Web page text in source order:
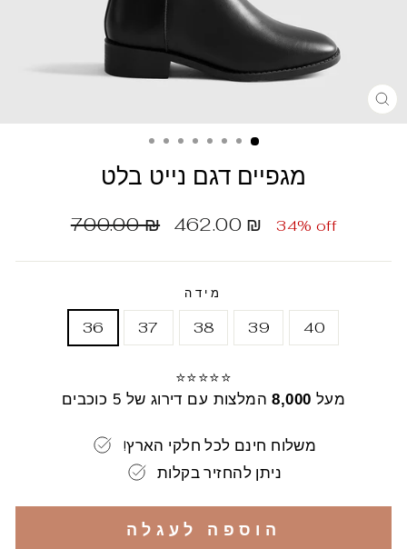
מגפיים דגם נייט בלט
מחיר
700.00 ₪
מחיר
462.00 ₪ 34% off
מידה
36 37 38 39 40
⭐⭐⭐⭐⭐
מעל 8,000המלצות עם דירוג של 5 כוכבים
!משלוח חינם לכל חלקי הארץ
ניתן להחזיר בקלות
הוספה לעגלה